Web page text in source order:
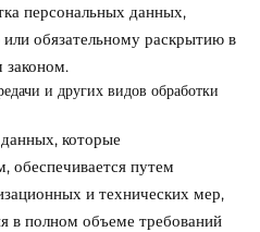
персональных данных,
обязательному раскрытию в
законом.
и других видов обработки
которые
обеспечивается путем
и технических мер,
в полном объеме требований